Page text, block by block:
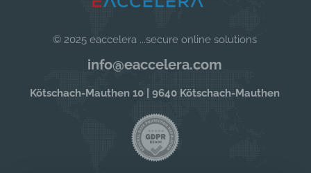
© 2025 eaccelera ...secure online solutions
info@eaccelera.com
Kötschach-Mauthen 10 | 9640 Kötschach-Mauthen